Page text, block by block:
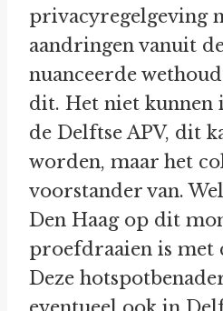
privacyregelgeving
aandringen vanuit
nuanceerde
dit. Het niet kunnen
de Delftse APV, dit
worden, maar het
voorstander van.
Den Haag op dit
proefdraaien is met
Deze